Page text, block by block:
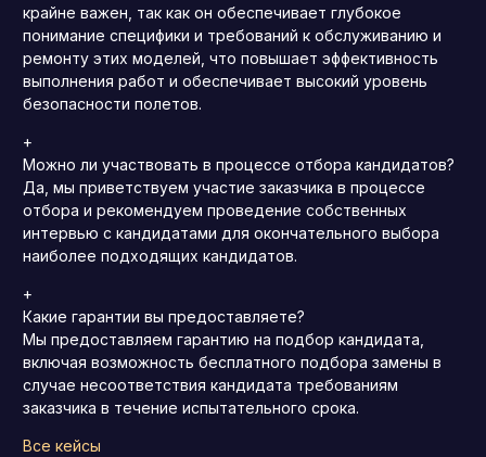
крайне важен, так как он обеспечивает глубокое
понимание специфики и требований к обслуживанию и
ремонту этих моделей, что повышает эффективность
выполнения работ и обеспечивает высокий уровень
безопасности полетов.
+
Можно ли участвовать в процессе отбора кандидатов?
Да, мы приветствуем участие заказчика в процессе
отбора и рекомендуем проведение собственных
интервью с кандидатами для окончательного выбора
наиболее подходящих кандидатов.
+
Какие гарантии вы предоставляете?
Мы предоставляем гарантию на подбор кандидата,
включая возможность бесплатного подбора замены в
случае несоответствия кандидата требованиям
заказчика в течение испытательного срока.
Все кейсы